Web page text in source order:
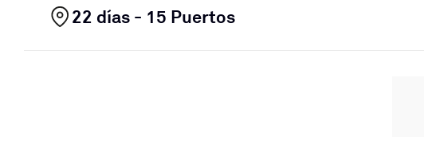
22 días - 15 Puertos